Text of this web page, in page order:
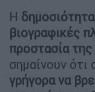
Η δημοσιότητα
βιογραφικές
προστασία
σημαίνουν
γρήγορα να